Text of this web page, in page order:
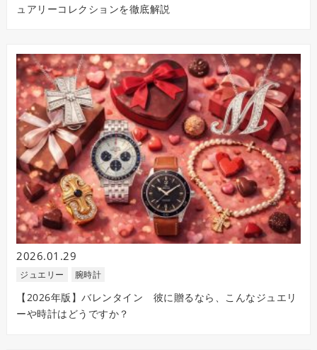
ュアリーコレクションを徹底解説
2026.01.29
ジュエリー 腕時計
【2026年版】バレンタイン 彼に贈るなら、こんなジュエリ
ーや時計はどうですか？